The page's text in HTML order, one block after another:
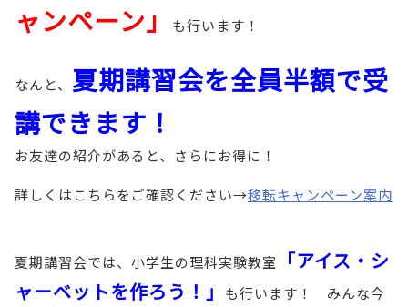
ャンペーン」
も行います！
なんと、 夏期講習会を全員半額で受
講できます！
お友達の紹介があると、さらにお得に！
詳しくはこちらをご確認ください→移転キャンペーン案内
夏期講習会では、小学生の理科実験教室
「アイス・シ
ャーベットを作ろう！」
も行います！ みんな今